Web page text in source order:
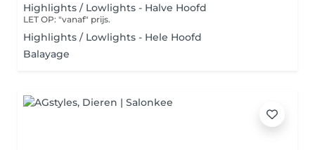
Highlights / Lowlights - Halve Hoofd
LET OP: "vanaf" prijs.
Highlights / Lowlights - Hele Hoofd
Balayage